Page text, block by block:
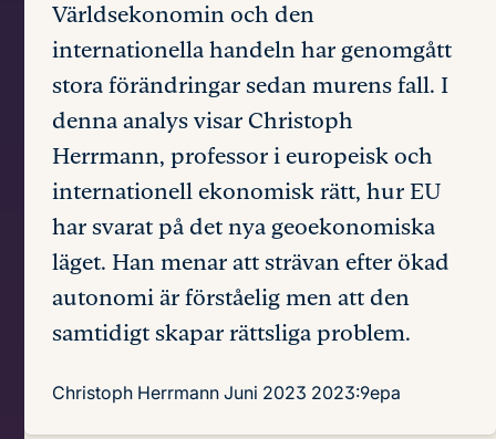
Världsekonomin och den
internationella handeln har genomgått
stora förändringar sedan murens fall. I
denna analys visar Christoph
Herrmann, professor i europeisk och
internationell ekonomisk rätt, hur EU
har svarat på det nya geoekonomiska
läget. Han menar att strävan efter ökad
autonomi är förståelig men att den
samtidigt skapar rättsliga problem.
Christoph Herrmann Juni 2023 2023:9epa